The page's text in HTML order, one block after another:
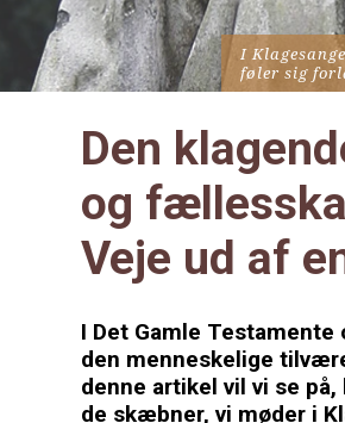
I
Den
og
Veje ud af
I Det Gamle
den menneskelige
denne artikel vil vi se
de skæbner, vi møder i